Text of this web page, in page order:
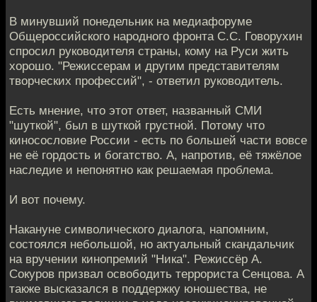
В минувший понедельник на медиафоруме
Общероссийского народного фронта С.С. Говорухин
спросил руководителя страны, кому на Руси жить
хорошо. "Режиссерам и другим представителям
творческих профессий", - ответил руководитель.
Есть мнение, что этот ответ, названный СМИ
"шуткой", был в шуткой грустной. Потому что
киносословие России - есть по большей части вовсе
не её гордость и богатство. А, напротив, её тяжёлое
наследие и непонятно как решаемая проблема.
И вот почему.
Накануне символического диалога, напомним,
состоялся небольшой, но актуальный скандальчик
на вручении кинопремий "Ника". Режиссёр А.
Сокуров призвал освободить террориста Сенцова. А
также высказался в поддержку юношества, не